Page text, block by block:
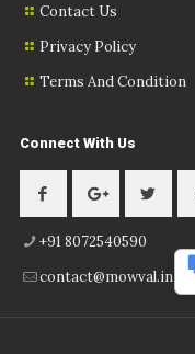
Contact Us
Privacy Policy
Terms And Condition
Connect With Us
+91 8072540590
contact@mowval.in